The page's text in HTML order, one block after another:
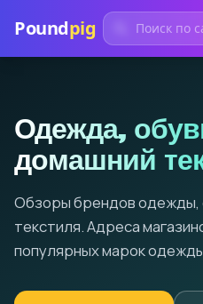
Poundpig
Одежда,
домашний
Обзоры брендов одежды,
текстиля. Адреса
популярных марок